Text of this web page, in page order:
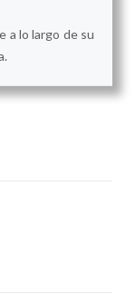
a lo largo de su